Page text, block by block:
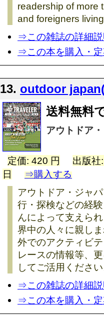
readership of more
and foreigners
⇒この雑誌の詳細
⇒この本を購入・
13. outdoor
送料無料
アウトドア
定価: 420 円
出版
日
⇒購入する
アウトドア・ジャ
行・探検などの経
んによって支えら
界中の人々に親し
外でのアクティビ
レースの情報等、
してご活用くださ
⇒この雑誌の詳細
⇒この本を購入・